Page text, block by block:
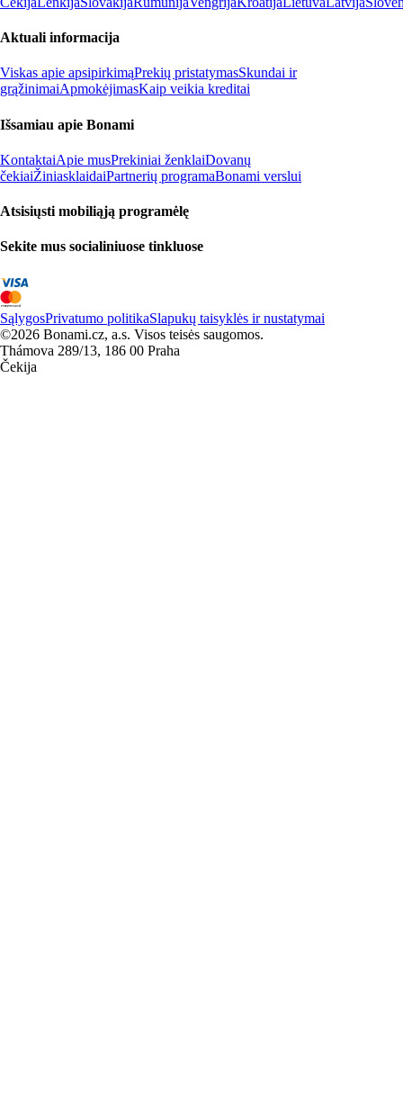
Aktuali informacija
Viskas apie apsipirkimąPrekių pristatymasSkundai ir
grąžinimaiApmokėjimasKaip veikia kreditai
Išsamiau apie Bonami
KontaktaiApie musPrekiniai ženklaiDovanų
čekiaiŽiniasklaidaiPartnerių programaBonami verslui
Atsisiųsti mobiliąją programėlę
Sekite mus socialiniuose tinkluose
SąlygosPrivatumo politikaSlapukų taisyklės ir nustatymai
©2026 Bonami.cz, a.s. Visos teisės saugomos.
Thámova 289/13, 186 00 Praha
Čekija